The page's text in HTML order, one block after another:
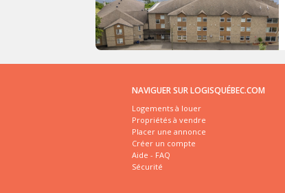
NAVIGUER SUR LOGISQUÉBEC.COM
Logements à louer
Propriétés à vendre
Placer une annonce
Créer un compte
Aide - FAQ
Sécurité